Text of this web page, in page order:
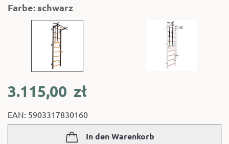
Farbe: schwarz
3.115,00 zł
EAN: 5903317830160
In den Warenkorb